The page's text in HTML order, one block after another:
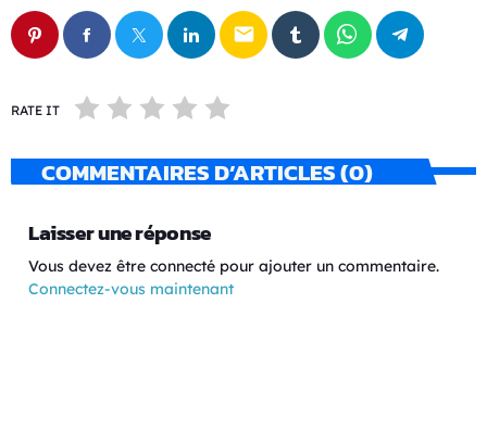
email
RATE IT
COMMENTAIRES D’ARTICLES (0)
Laisser une réponse
Vous devez être connecté pour ajouter un commentaire.
Connectez-vous maintenant